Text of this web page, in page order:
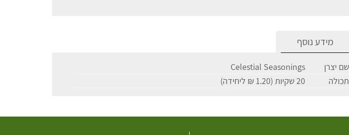
מידע נוסף
שם יצרן
Celestial Seasonings
תכולה
20 שקיות (1.20 ₪ ליחידה)